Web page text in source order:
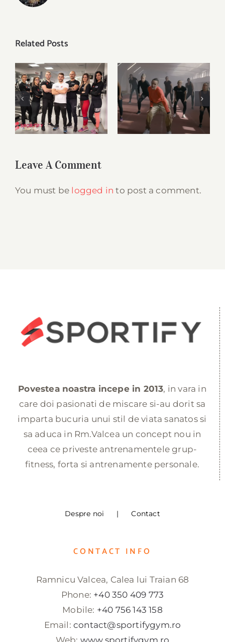
Related Posts
Noi suntem
Sportify
Mereu
aici, pentru tine
și-a lansat primul
single, iar Mireya
Gonzalez a fost
cea care a creat
videoclipul. O
parte din filmari
Leave A Comment
You must be logged in to post a comment.
Povestea noastra incepe in 2013, in vara in
care doi pasionati de miscare si-au dorit sa
imparta bucuria unui stil de viata sanatos si
sa aduca in Rm.Valcea un concept nou in
ceea ce priveste antrenamentele grup-
fitness, forta si antrenamente personale.
Despre noi Contact
CONTACT INFO
Ramnicu Valcea, Calea lui Traian 68
Phone: +40 350 409 773
Mobile: +40 756 143 158
Email: contact@sportifygym.ro
Web: www.sportifygym.ro